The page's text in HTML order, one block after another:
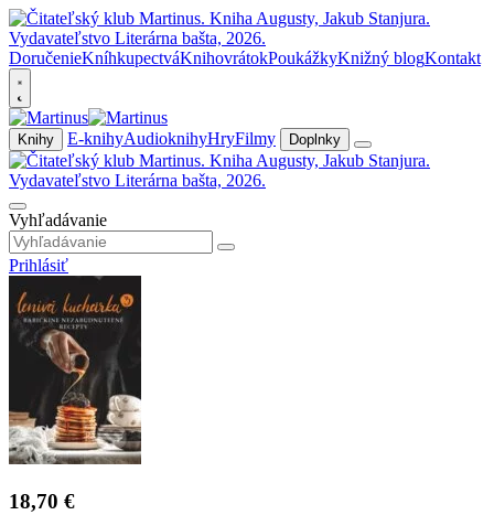
DoručenieKníhkupectváKnihovrátokPoukážkyKnižný blogKontakt
Knihy E-knihyAudioknihyHryFilmy Doplnky
Vyhľadávanie
Prihlásiť
18,70 €